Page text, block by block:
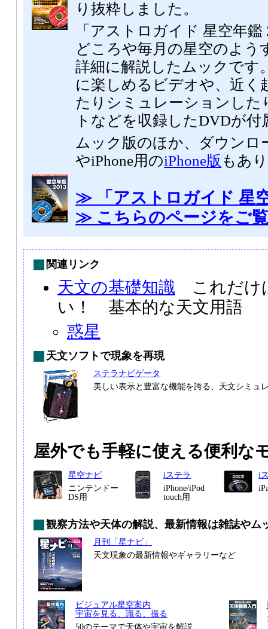
り抜粋しました。
「アストロガイド 星空年
どころや毎月の星空のよう
詳細に解説したムックです
に楽しめるビデオや、近く
たりシミュレーションし
トなどを収録したDVDが付
ムック版のほか、ダウンロ
やiPhone用のiPhone版 もあ
≫ 「アストロガイド 星
≫ こちらのページをご
関連リンク
天文の基礎知識 これだけ
い！ 基本的な天文用語
惑星
天文ソフトで現象を再現
ステラナビゲータ
美しい表示と豊富な機能を誇る、天文シミュ
屋外でも手軽に使える便利な
星空ナビ
ニンテンドー
DS用
iステラ
iPhone/iPod
touch用
i
観察方法や天体の解説、最新情報は雑誌やム
月刊「星ナビ」
天文現象の最新情報やギャラリーなど
ビジュアル星空案内
宇宙を見る、識る、撮る
50のテーマで天体や宇宙を解説